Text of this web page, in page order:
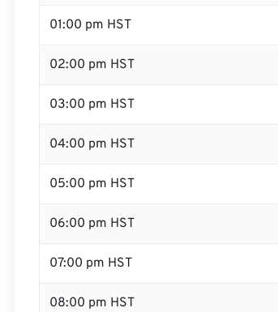
01:00 pm HST
02:00 pm HST
03:00 pm HST
04:00 pm HST
05:00 pm HST
06:00 pm HST
07:00 pm HST
08:00 pm HST